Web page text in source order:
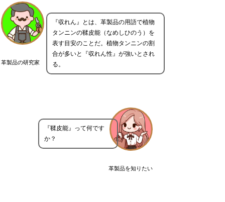
革製品の研究家
『収れん』とは、革製品の用語で植物
タンニンの鞣皮能（なめしひのう）を
表す目安のことだ。植物タンニンの割
合が多いと『収れん性』が強いとされ
る。
革製品を知りたい
『鞣皮能』って何です
か？